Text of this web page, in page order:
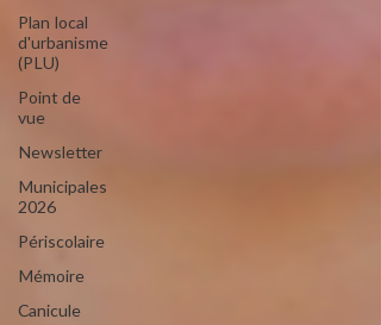
Plan local
d'urbanisme
(PLU)
Point de
vue
Newsletter
Municipales
2026
Périscolaire
Mémoire
Canicule